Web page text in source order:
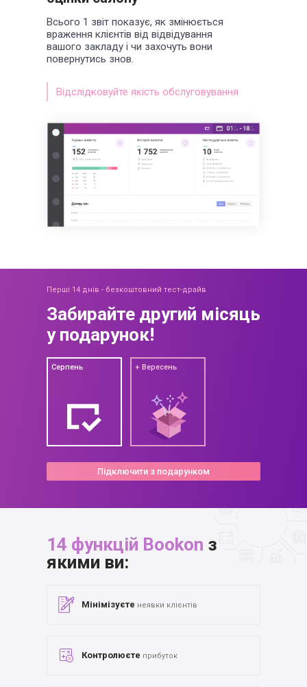
Всього 1 звіт показує, як змінюється
враження клієнтів від відвідування
вашого закладу і чи захочуть вони
повернутись знов.
Відслідковуйте якість обслуговування
Перші 14 днів - безкоштовний тест-драйв
Забирайте другий місяць
у подарунок!
Підключити з подарунком
Серпень + Вересень
14 функцій Bookon з
якими ви:
Мінімізуєте неявки клієнтів
Контролюєте прибуток